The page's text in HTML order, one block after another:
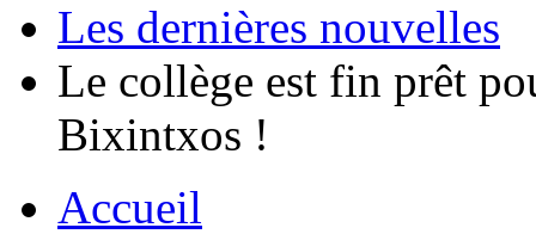
Les dernières nouvelles
Le collège est fin prêt
Bixintxos !
Accueil